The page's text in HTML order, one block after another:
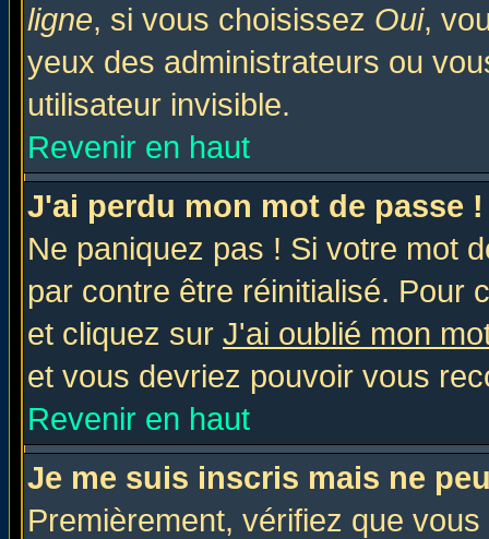
ligne, si vous choisissez Oui,
yeux des administrateurs ou
utilisateur invisible.
Revenir en haut
J'ai perdu mon mot de passe !
Ne paniquez pas ! Si votre mot
par contre être réinitialisé. Pour
et cliquez sur J'ai oublié mon
et vous devriez pouvoir vous
Revenir en haut
Je me suis inscris mais ne
Premièrement, vérifiez que